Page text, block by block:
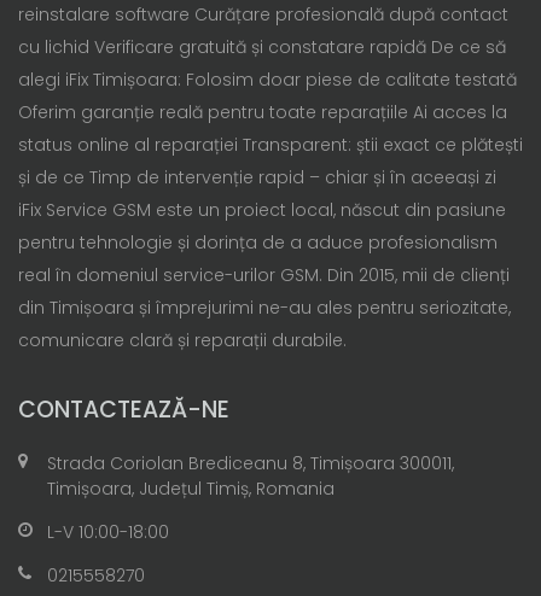
reinstalare software Curățare profesională după contact
cu lichid Verificare gratuită și constatare rapidă De ce să
alegi iFix Timișoara: Folosim doar piese de calitate testată
Oferim garanție reală pentru toate reparațiile Ai acces la
status online al reparației Transparent: știi exact ce plătești
și de ce Timp de intervenție rapid – chiar și în aceeași zi
iFix Service GSM este un proiect local, născut din pasiune
pentru tehnologie și dorința de a aduce profesionalism
real în domeniul service-urilor GSM. Din 2015, mii de clienți
din Timișoara și împrejurimi ne-au ales pentru seriozitate,
comunicare clară și reparații durabile.
CONTACTEAZĂ-NE
Strada Coriolan Brediceanu 8, Timișoara 300011,
Timișoara, Județul Timiș, Romania
L-V 10:00-18:00
0215558270